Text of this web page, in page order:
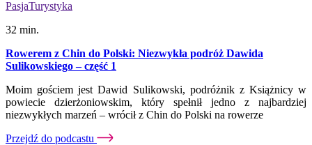
PasjaTurystyka
32 min.
Rowerem z Chin do Polski: Niezwykła podróż Dawida
Sulikowskiego – część 1
Moim gościem jest Dawid Sulikowski, podróżnik z Książnicy w
powiecie dzierżoniowskim, który spełnił jedno z najbardziej
niezwykłych marzeń – wrócił z Chin do Polski na rowerze
Przejdź do podcastu